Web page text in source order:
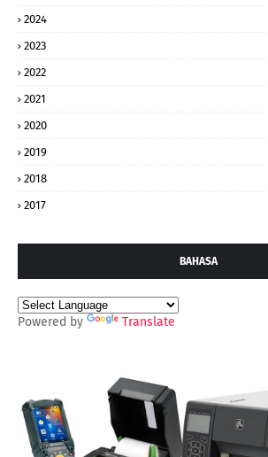
2024
2023
2022
2021
2020
2019
2018
2017
BAHASA
Powered by Translate